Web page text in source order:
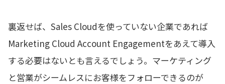
裏返せば、Sales Cloudを使っていない企業であれば
Marketing Cloud Account Engagementをあえて導入
する必要はないとも言えるでしょう。マーケティング
と営業がシームレスにお客様をフォローできるのが